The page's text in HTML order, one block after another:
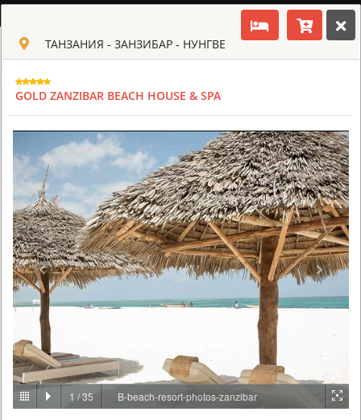
Toggle navigation
ТАНЗАНИЯ
ARUSHA COFFEE LODGE
PRICE BY REQUEST
ТАНЗАНИЯ - АРУША
ТАНЗАНИЯ - ЗАНЗИБАР - НУНГВЕ
GOLD ZANZIBAR BEACH HOUSE & SPA
1 /35 B-beach-resort-photos-zanzibar